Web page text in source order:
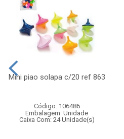
Mini piao solapa c/20 ref 863
Código: 106486
Embalagem: Unidade
Caixa Com: 24 Unidade(s)